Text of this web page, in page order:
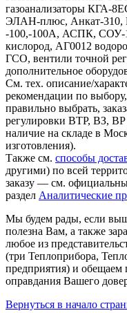
газоанализаторы КГА-
ЭЛАН-плюс, Анкат-
-100,-100А, АСПК, СОУ-
кислород, АГ0012
ГСО, вентили точной
дополнительное
См. тех. описание/
рекомендации по
правильно выбрать,
регулировки ВТР, ВЗ, ВР
наличие на складе в
изготовления).
Также см. способы
другими) по всей
заказу — см.
раздел Аналитические
Мы будем рады, если
полезна Вам, а также
любое из
(три Теплоприбора,
предприятия) и обещаем
оправдания Вашего
Вернуться в начало